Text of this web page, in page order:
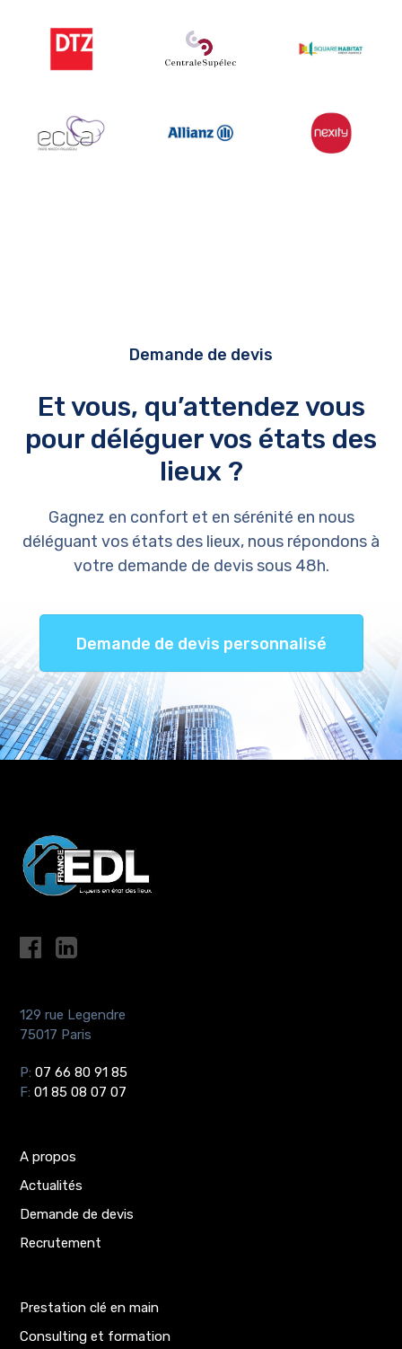
Demande de devis
Et vous, qu’attendez vous
pour déléguer vos états des
lieux ?
Gagnez en confort et en sérénité en nous
déléguant vos états des lieux, nous répondons à
votre demande de devis sous 48h.
Demande de devis personnalisé
129 rue Legendre
75017 Paris
P:07 66 80 91 85
F:01 85 08 07 07
A propos
Actualités
Demande de devis
Recrutement
Prestation clé en main
Consulting et formation